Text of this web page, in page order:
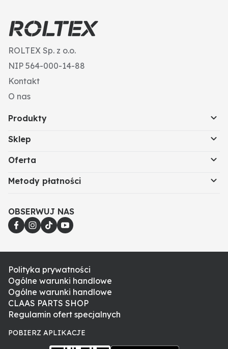
ROLTEX Sp. z o.o.
NIP 564-000-14-88
Kontakt
O nas
Produkty
Sklep
Oferta
Metody płatności
OBSERWUJ NAS
Polityka prywatności
Ogólne warunki handlowe
Ogólne warunki handlowe
CLAAS PARTS SHOP
Regulamin ofert specjalnych
POBIERZ APLIKACJE